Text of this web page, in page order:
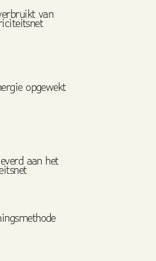
van
opgewekt
aan het